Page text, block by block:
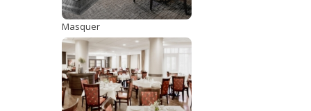
Masquer